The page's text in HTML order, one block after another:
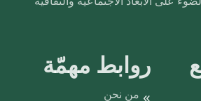
روابط مهمّة
من نحن